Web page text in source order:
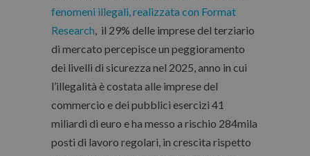
fenomeni illegali, realizzata con Format
Research, il 29% delle imprese del terziario
di mercato percepisce un peggioramento
dei livelli di sicurezza nel 2025, anno in cui
l’illegalità è costata alle imprese del
commercio e dei pubblici esercizi 41
miliardi di euro e ha messo a rischio 284mila
posti di lavoro regolari, in crescita rispetto